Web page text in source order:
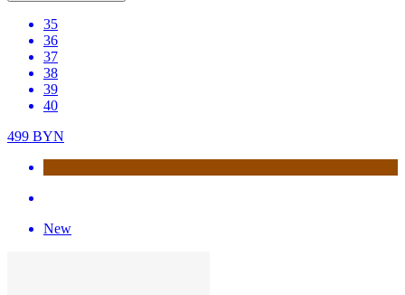
35
36
37
38
39
40
499 BYN
New